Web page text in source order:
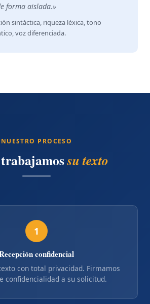
forma aislada.»
sintáctica, riqueza léxica, tono
voz diferenciada.
NUESTRO PROCESO
su texto
1
confidencial
con total privacidad. Firmamos
confidencialidad a su solicitud.